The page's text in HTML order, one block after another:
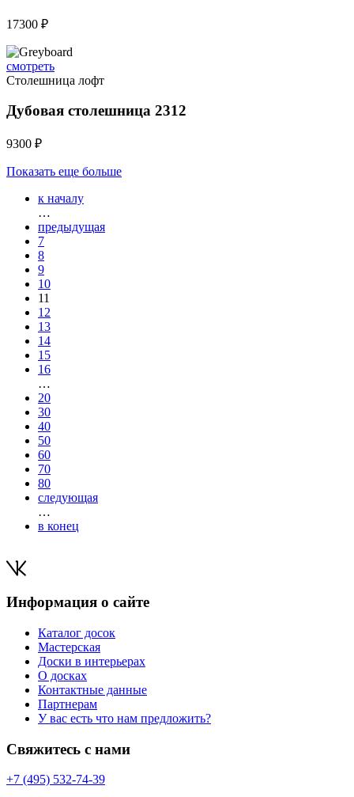
17300 ₽
смотреть
Столешница лофт
Дубовая столешница 2312
9300 ₽
Показать еще больше
к началу
…
предыдущая
7
8
9
10
11
12
13
14
15
16
…
20
30
40
50
60
70
80
следующая
…
в конец
Информация о сайте
Каталог досок
Мастерская
Доски в интерьерах
О досках
Контактные данные
Партнерам
У вас есть что нам предложить?
Свяжитесь с нами
+7 (495) 532-74-39